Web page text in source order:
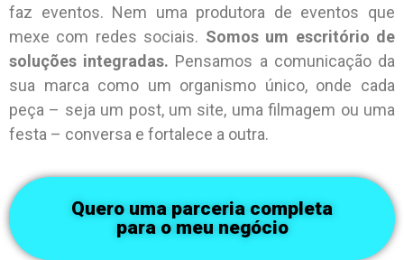
faz eventos. Nem uma produtora de eventos que
mexe com redes sociais. Somos um escritório de
soluções integradas. Pensamos a comunicação da
sua marca como um organismo único, onde cada
peça – seja um post, um site, uma filmagem ou uma
festa – conversa e fortalece a outra.
Quero uma parceria completa
para o meu negócio